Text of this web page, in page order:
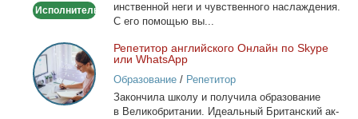
Исполнитель
ин­ствен­ной неги и чув­ствен­но­го на­сла­жде­ния.
С его по­мо­щью вы...
Репетитор
английского
Онлайн
по
Ре­пе­ти­тор ан­глий­ско­го Он­лайн по Skype
или WhatsApp
Образование/ Репетитор
За­кон­чи­ла шко­лу и по­лу­чи­ла об­ра­зо­ва­ние
в Ве­ли­ко­бри­та­нии. Иде­аль­ный Бри­тан­ский ак­